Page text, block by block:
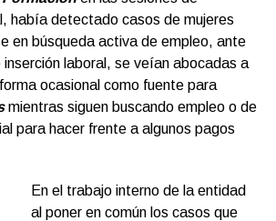
había detectado casos de mujeres
en búsqueda activa de empleo, ante
inserción laboral, se veían abocadas a
ocasional como fuente para
mientras siguen buscando empleo o de
para hacer frente a algunos pagos
En el trabajo interno de la entidad
al poner en común los casos que